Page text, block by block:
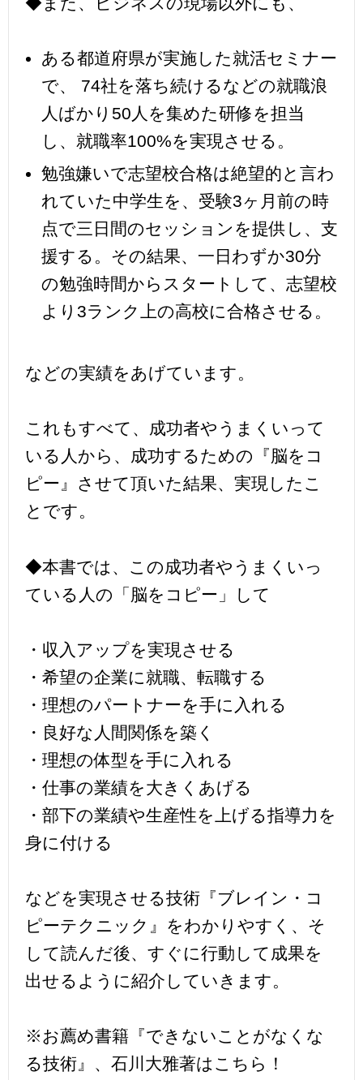
ある都道府県が実施した就活セミナー
で、 74社を落ち続けるなどの就職浪
人ばかり50人を集めた研修を担当
し、就職率100%を実現させる。
勉強嫌いで志望校合格は絶望的と言わ
れていた中学生を、受験3ヶ月前の時
点で三日間のセッションを提供し、支
援する。その結果、一日わずか30分
の勉強時間からスタートして、志望校
より3ランク上の高校に合格させる。
などの実績をあげています。
これもすべて、成功者やうまくいって
いる人から、成功するための『脳をコ
ピー』させて頂いた結果、実現したこ
とです。
◆本書では、この成功者やうまくいっ
ている人の「脳をコピー」して
・収入アップを実現させる
・希望の企業に就職、転職する
・理想のパートナーを手に入れる
・良好な人間関係を築く
・理想の体型を手に入れる
・仕事の業績を大きくあげる
・部下の業績や生産性を上げる指導力を
身に付ける
などを実現させる技術『ブレイン・コ
ピーテクニック』をわかりやすく、そ
して読んだ後、すぐに行動して成果を
出せるように紹介していきます。
※お薦め書籍『できないことがなくな
る技術』、石川大雅著はこちら！